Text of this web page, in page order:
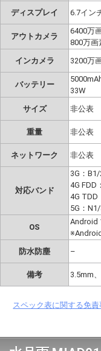
ディスプレイ
6.7イン
アウトカメラ
6400万
800万画
インカメラ
3200万
バッテリー
33W
サイズ
非公表
重量 非公表
ネットワーク 非公表
対応バンド
3G：
4G
4G TDD
5G：
OS
Android
防水防塵
–
備考 3.5mm
スペック表に関する免責